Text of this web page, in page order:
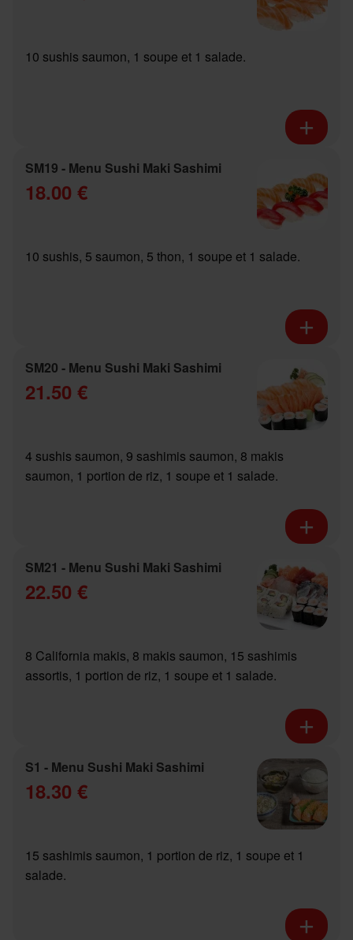
10 sushis saumon, 1 soupe et 1 salade.
SM19 - Menu Sushi Maki Sashimi
18.00 €
10 sushis, 5 saumon, 5 thon, 1 soupe et 1 salade.
SM20 - Menu Sushi Maki Sashimi
21.50 €
4 sushis saumon, 9 sashimis saumon, 8 makis
saumon, 1 portion de riz, 1 soupe et 1 salade.
SM21 - Menu Sushi Maki Sashimi
22.50 €
8 California makis, 8 makis saumon, 15 sashimis
assortis, 1 portion de riz, 1 soupe et 1 salade.
S1 - Menu Sushi Maki Sashimi
18.30 €
15 sashimis saumon, 1 portion de riz, 1 soupe et 1
salade.